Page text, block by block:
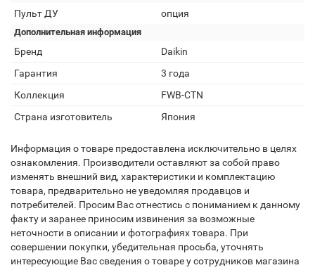
Пульт ДУ опция
Дополнительная информация
Бренд
Daikin
Гарантия
3 года
Коллекция
FWB-CTN
Страна изготовитель
Япония
Информация о товаре предоставлена исключительно в целях
ознакомления. Производители оставляют за собой право
изменять внешний вид, характеристики и комплектацию
товара, предварительно не уведомляя продавцов и
потребителей. Просим Вас отнестись с пониманием к данному
факту и заранее приносим извинения за возможные
неточности в описании и фотографиях товара. При
совершении покупки, убедительная просьба, уточнять
интересующие Вас сведения о товаре у сотрудников магазина